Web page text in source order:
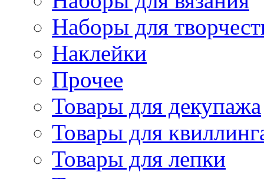
Наборы для
Наклейки
Прочее
Товары для декупажа
Товары для
Товары для лепки